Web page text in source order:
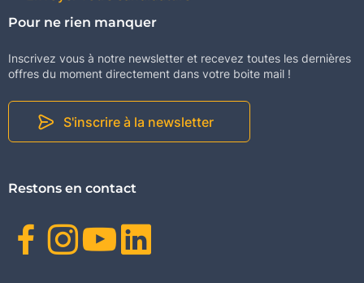
Pour ne rien manquer
Inscrivez vous à notre newsletter et recevez toutes les dernières
offres du moment directement dans votre boite mail !
S'inscrire à la newsletter
Restons en contact
Facebook
Instagram
Youtube